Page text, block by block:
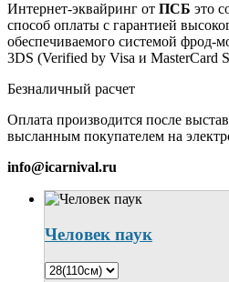
Интернет-эквайринг от ПСБ это
способ оплаты с гарантией
обеспечиваемого системой фрод-
3DS (Verified by Visa и MasterCard
Безналичный расчет
Оплата производится после
высланным покупателем на
info@icarnival.ru
Человек паук